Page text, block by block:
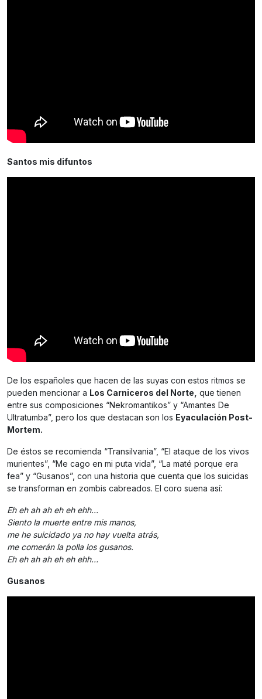
Santos mis difuntos
De los españoles que hacen de las suyas con estos ritmos se
pueden mencionar a Los Carniceros del Norte, que tienen
entre sus composiciones “Nekromantikos” y “Amantes De
Ultratumba”, pero los que destacan son los Eyaculación Post-
Mortem.
De éstos se recomienda “Transilvania”, “El ataque de los vivos
murientes”, “Me cago en mi puta vida”, “La maté porque era
fea” y “Gusanos”, con una historia que cuenta que los suicidas
se transforman en zombis cabreados. El coro suena así:
Eh eh ah ah eh eh ehh…
Siento la muerte entre mis manos,
me he suicidado ya no hay vuelta atrás,
me comerán la polla los gusanos.
Eh eh ah ah eh eh ehh…
Gusanos